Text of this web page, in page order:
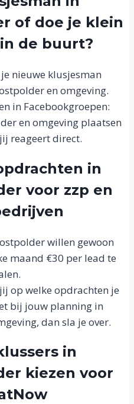
of doe je klein
de buurt?
nieuwe klusjesman
en omgeving.
in Facebookgroepen:
en omgeving plaatsen
reageert direct.
in
voor zzp en
willen gewoon
maand €30 per lead te
op welke opdrachten je
bij jouw planning in
dan sla je over.
in
kiezen voor